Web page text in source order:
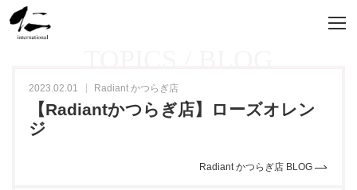
2023.02.01 Radiant かつらぎ店
【Radiantかつらぎ店】ローズオレン
ジ
Radiant かつらぎ店 BLOG